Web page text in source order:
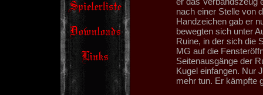
nach einer Stelle von
Handzeichen gab er
bewegten sich unter
Ruine, in der sich die
MG auf die
Seitenausgänge der
Kugel einfangen. Nur
mehr tun. Er kämpfte